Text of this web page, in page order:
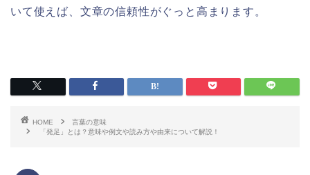
いて使えば、文章の信頼性がぐっと高まります。
HOME
言葉の意味
「発足」とは？意味や例文や読み方や由来について解説！